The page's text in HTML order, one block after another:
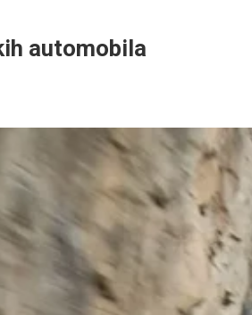
automobila